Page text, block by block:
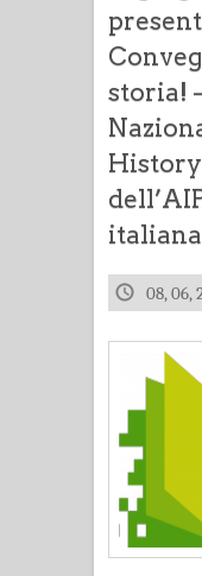
storia!
History
08, 06,